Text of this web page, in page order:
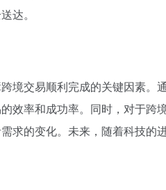
达。
境交易顺利完成的关键因素。
效率和成功率。同时，对于跨
求的变化。未来，随着科技的